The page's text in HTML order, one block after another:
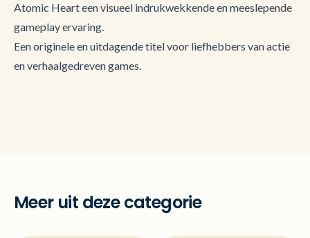
Atomic Heart een visueel indrukwekkende en meeslepende
gameplay ervaring.
Een originele en uitdagende titel voor liefhebbers van actie
en verhaalgedreven games.
Meer uit deze categorie